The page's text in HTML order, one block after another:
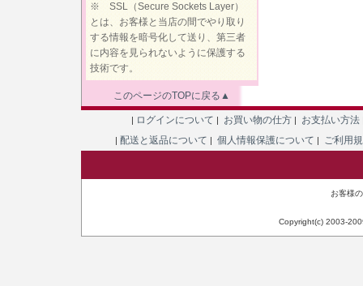
※ SSL（Secure Sockets Layer）
とは、お客様と当店の間でやり取り
する情報を暗号化して送り、第三者
に内容を見られないように保護する
技術です。
このページのTOPに戻る▲
| ログインについて | お買い物の仕方 | お支払い方法
| 配送と返品について | 個人情報保護について | ご利用
お客様
Copyright(c) 2003-